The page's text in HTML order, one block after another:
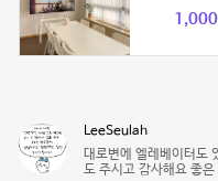
1,000
LeeSeulah
대로변에 엘레베이터도
도 주시고 감사해요 좋